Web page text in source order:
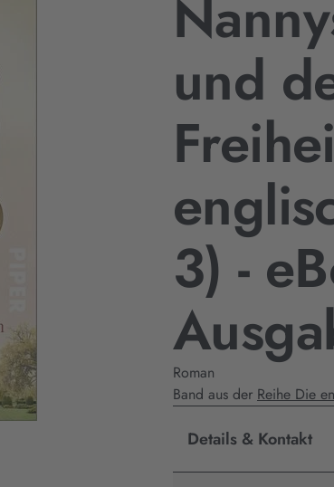
und
3) -
Roman
Band aus der Reihe Die
Details & Kontakt